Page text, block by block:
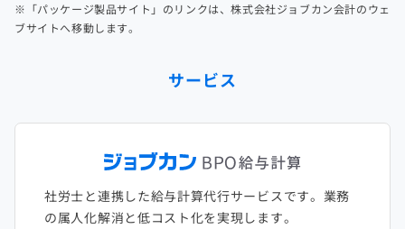
※「パッケージ製品サイト」のリンクは、株式会社ジョブカン会計のウェ
ブサイトへ移動します。
サービス
社労士と連携した給与計算代行サービスです。業務
の属人化解消と低コスト化を実現します。